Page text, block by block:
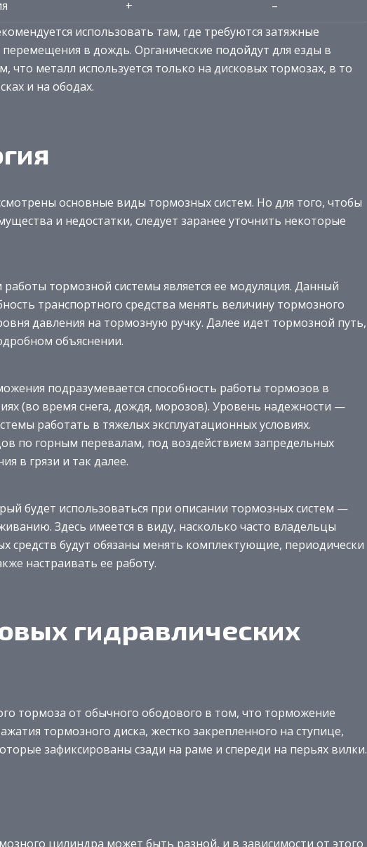
+
–
использовать там, где требуются затяжные
в дождь. Органические подойдут для езды в
что металл используется только на дисковых тормозах, в то
и на ободах.
основные виды тормозных систем. Но для того, чтобы
и недостатки, следует заранее уточнить некоторые
тормозной системы является ее модуляция. Данный
транспортного средства менять величину тормозного
давления на тормозную ручку. Далее идет тормозной путь,
объяснении.
подразумевается способность работы тормозов в
(во время снега, дождя, морозов). Уровень надежности —
работать в тяжелых эксплуатационных условиях.
по горным перевалам, под воздействием запредельных
в грязи и так далее.
будет использоваться при описании тормозных систем —
Здесь имеется в виду, насколько часто владельцы
средств будут обязаны менять комплектующие, периодически
настраивать ее работу.
гидравлических
тормоза от обычного ободового в том, что торможение
тормозного диска, жестко закрепленного на ступице,
зафиксированы сзади на раме и спереди на перьях вилки.
цилиндра может быть разной, и в зависимости от этого